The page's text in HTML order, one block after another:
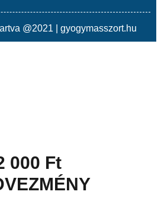
@2021 | gyogymasszort.hu
000 Ft